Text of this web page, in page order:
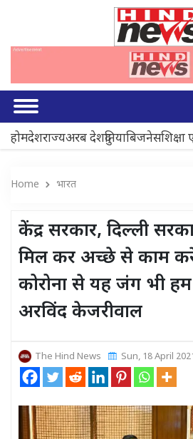
होमदेशराज्यअरब देशदुनियाबिजनेसशिक्षा
Home भारत
केंद्र सरकार, दिल्ली
मिल कर अच्छे से काम
कोरोना से यह जंग भी
अरविंद केजरीवाल
The Hind News Sun, 18 April